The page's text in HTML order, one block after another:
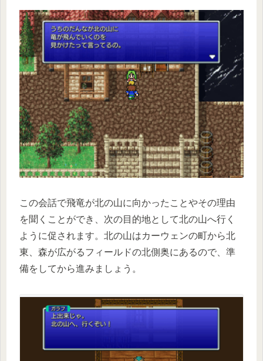
この会話で飛竜が北の山に向かったことやその理由
を聞くことができ、次の目的地として北の山へ行く
ように促されます。北の山はカーウェンの町から北
東、森が広がるフィールドの北側奥にあるので、準
備をしてから進みましょう。